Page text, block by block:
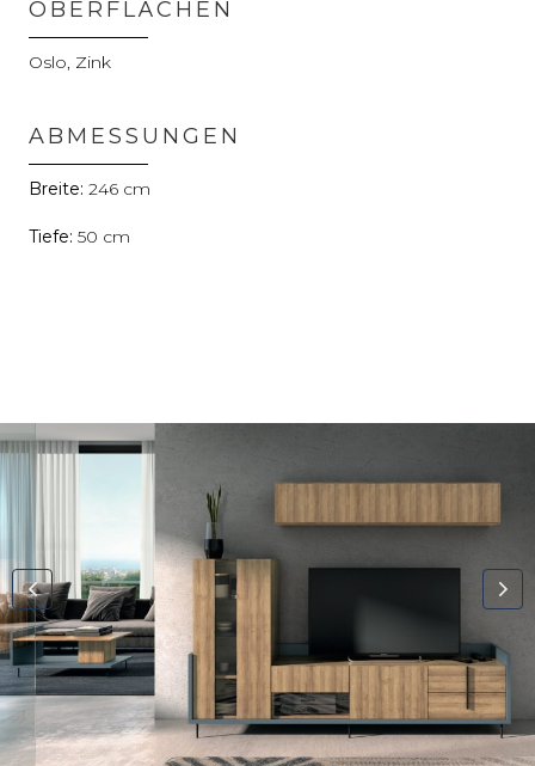
OBERFLÄCHEN
Oslo, Zink
ABMESSUNGEN
246
50